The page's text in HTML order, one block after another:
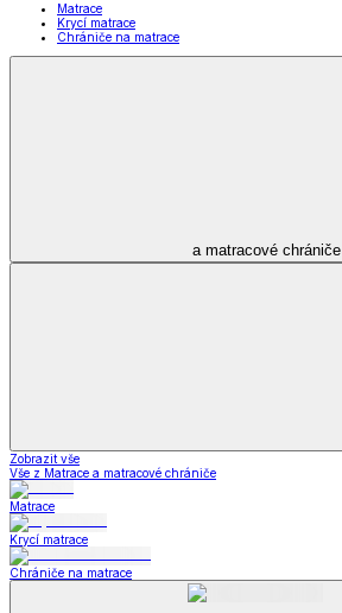
Matrace
Krycí matrace
Chrániče na matrace
a matracové chrániče
Zobrazit vše
Vše z Matrace a matracové chrániče
Matrace
Krycí matrace
Chrániče na matrace